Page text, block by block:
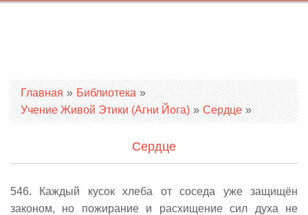
Вы здесь
Главная » Библиотека »
Учение Живой Этики (Агни Йога) » Сердце »
Сердце
546. Каждый кусок хлеба от соседа уже защищён
законом, но пожирание и расхищение сил духа не